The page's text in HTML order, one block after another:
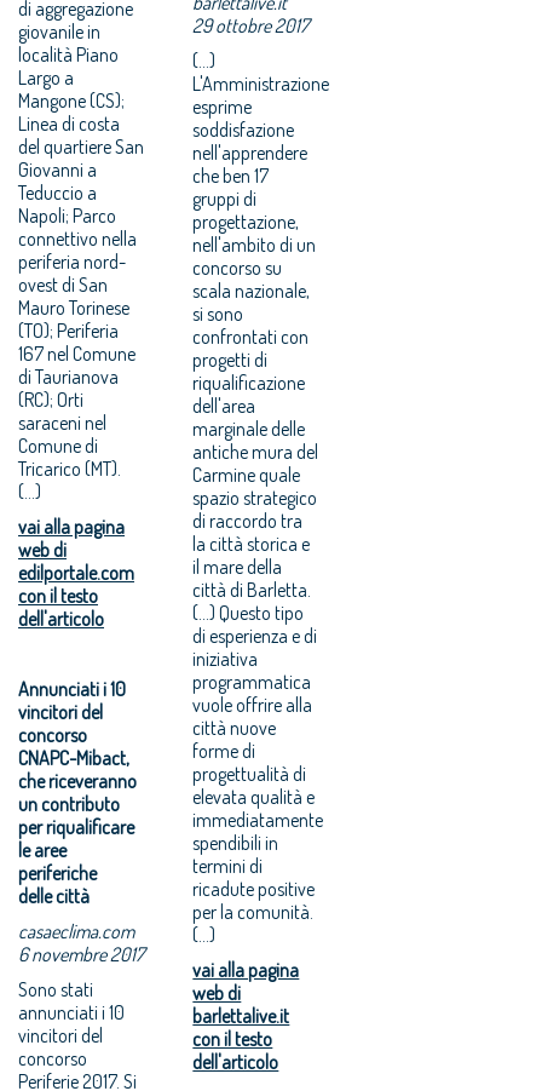
di aggregazione
giovanile in
località Piano
Largo a
Mangone (CS);
Linea di costa
del quartiere San
Giovanni a
Teduccio a
Napoli; Parco
connettivo nella
periferia nord-
ovest di San
Mauro Torinese
(TO); Periferia
167 nel Comune
di Taurianova
(RC); Orti
saraceni nel
Comune di
Tricarico (MT).
(...)
vai alla pagina
web di
edilportale.com
con il testo
dell'articolo
Annunciati i 10
vincitori del
concorso
CNAPC-Mibact,
che riceveranno
un contributo
per riqualificare
le aree
periferiche
delle città
casaeclima.com
6 novembre 2017
Sono stati
annunciati i 10
vincitori del
concorso
Periferie 2017. Si
29 ottobre 2017
(...)
L'Amministrazione
esprime
soddisfazione
nell'apprendere
che ben 17
gruppi di
progettazione,
nell'ambito di un
concorso su
scala nazionale,
si sono
confrontati con
progetti di
riqualificazione
dell'area
marginale delle
antiche mura del
Carmine quale
spazio strategico
di raccordo tra
la città storica e
il mare della
città di Barletta.
(...) Questo tipo
di esperienza e di
iniziativa
programmatica
vuole offrire alla
città nuove
forme di
progettualità di
elevata qualità e
immediatamente
spendibili in
termini di
ricadute positive
per la comunità.
(...)
vai alla pagina
web di
barlettalive.it
con il testo
dell'articolo